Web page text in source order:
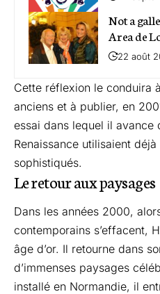
Not a
Area de
22 août
Cette réflexion le conduira
anciens et à publier, en
essai dans lequel il avance
Renaissance utilisaient
sophistiqués.
Le retour aux paysages
Dans les années 2000,
contemporains s’effacent,
âge d’or. Il retourne dans
d’immenses paysages
installé en Normandie, il